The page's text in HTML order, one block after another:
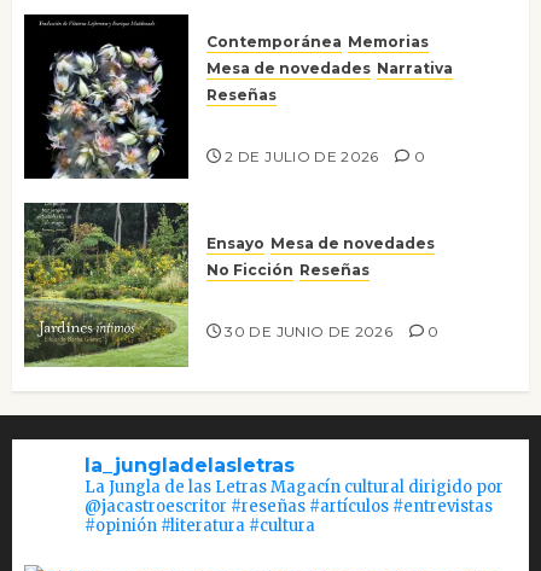
Contemporánea Memorias
Mesa de novedades Narrativa
Reseñas
2 DE JULIO DE 2026 0
Ensayo Mesa de novedades
No Ficción Reseñas
30 DE JUNIO DE 2026 0
la_jungladelasletras
La Jungla de las Letras Magacín cultural dirigido por
@jacastroescritor #reseñas #artículos #entrevistas
#opinión #literatura #cultura